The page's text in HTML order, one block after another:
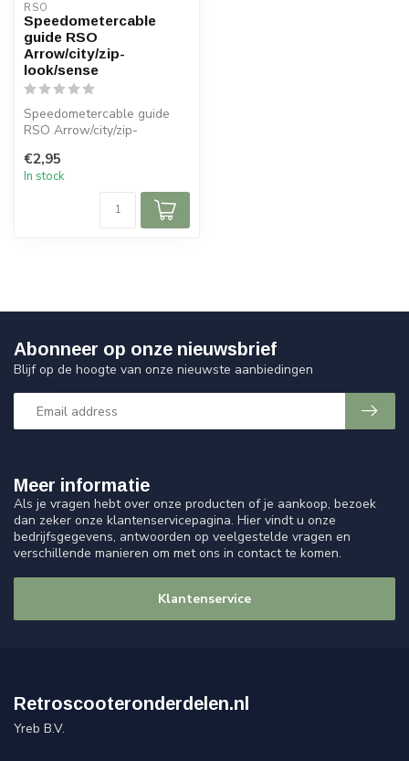
RSO
Speedometercable
guide RSO
Arrow/city/zip-
look/sense
Speedometercable guide
RSO Arrow/city/zip-
€2,95
In stock
Meer informatie
Als je vragen hebt over onze producten of je aankoop, bezoek
dan zeker onze klantenservicepagina. Hier vindt u onze
bedrijfsgegevens, antwoorden op veelgestelde vragen en
verschillende manieren om met ons in contact te komen.
Klantenservice
Abonneer op onze nieuwsbrief
Blijf op de hoogte van onze nieuwste aanbiedingen
Retroscooteronderdelen.nl
Yreb B.V.